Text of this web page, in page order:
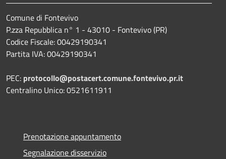
Comune di Fontevivo
P.zza Repubblica n° 1 - 43010 - Fontevivo (PR)
Codice Fiscale: 00429190341
Partita IVA: 00429190341
PEC: protocollo@postacert.comune.fontevivo.pr.it
Centralino Unico: 0521611911
Prenotazione appuntamento
Segnalazione disservizio